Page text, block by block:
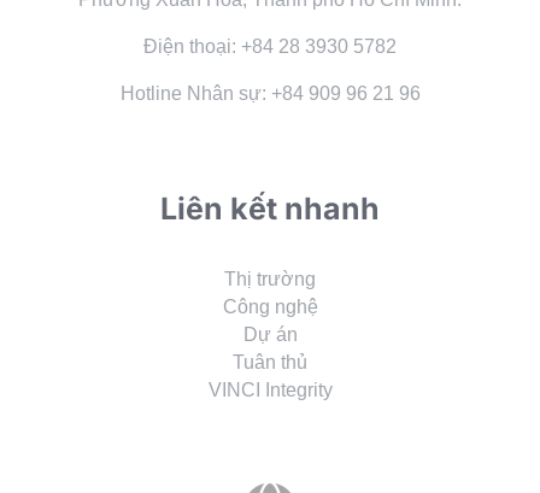
Điện thoại: +84 28 3930 5782
Hotline Nhân sự: +84 909 96 21 96
Liên kết nhanh
Thị trường
Công nghệ
Dự án
Tuân thủ
VINCI Integrity